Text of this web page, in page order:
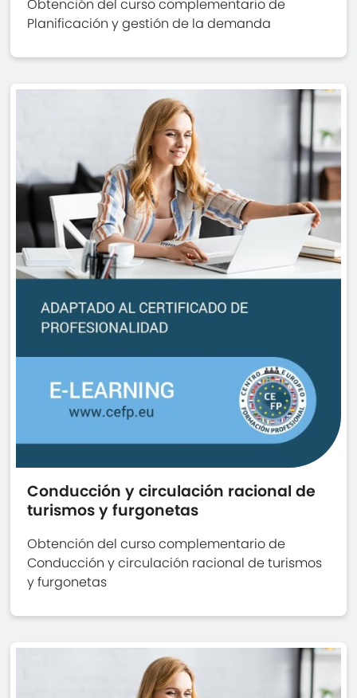
Obtención del curso complementario de
Planificación y gestión de la demanda
Conducción y circulación racional de
turismos y furgonetas
Obtención del curso complementario de
Conducción y circulación racional de turismos
y furgonetas